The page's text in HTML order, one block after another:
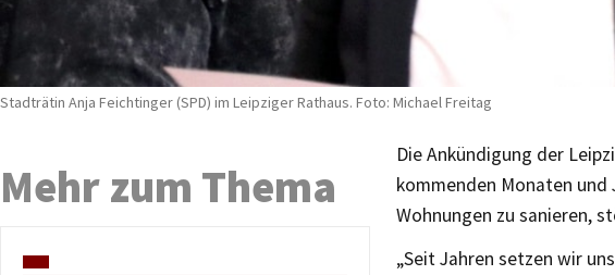
Stadträtin Anja Feichtinger (SPD) im Leipziger Rathaus. Foto: Michael Freitag
Die Ankündigung der
kommenden Monaten
Wohnungen zu sanieren,
„Seit Jahren setzen wir
Mehr zum Thema